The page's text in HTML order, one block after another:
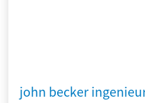
john becker